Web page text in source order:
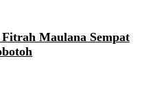
Maulana Sempat